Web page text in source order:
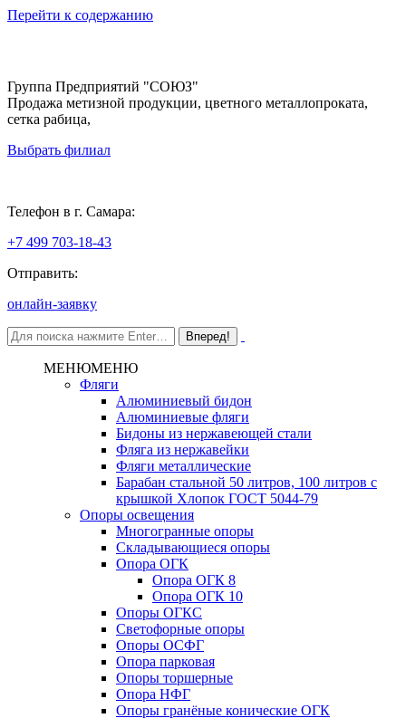
Перейти к содержанию
Группа Предприятий "СОЮЗ"
Продажа метизной продукции, цветного металлопроката,
сетка рабица,
Выбрать филиал
Телефон в г. Самара:
+7 499 703-18-43
Отправить:
онлайн-заявку
МЕНЮМЕНЮ
Фляги
Алюминиевый бидон
Алюминиевые фляги
Бидоны из нержавеющей стали
Фляга из нержавейки
Фляги металлические
Барабан стальной 50 литров, 100 литров с
крышкой Хлопок ГОСТ 5044-79
Опоры освещения
Многогранные опоры
Складывающиеся опоры
Опора ОГК
Опора ОГК 8
Опора ОГК 10
Опоры ОГКС
Светофорные опоры
Опоры ОСФГ
Опора парковая
Опоры торшерные
Опора НФГ
Опоры гранёные конические ОГК